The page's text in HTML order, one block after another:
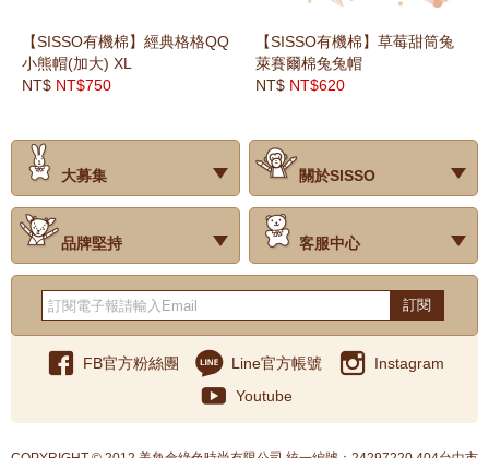
【SISSO有機棉】經典格格QQ
小熊帽(加大) XL
NT$ NT$750
【SISSO有機棉】草莓甜筒兔
萊賽爾棉兔兔帽
NT$ NT$620
大募集
‧試用評價
關於SISSO
‧公司簡介
‧品牌故事
‧會員辨法
‧最新消息
‧門市據點
‧公益捐款
品牌堅持
‧關於有機棉
‧有機棉製品洗滌方式
‧Baby搭配小常識
‧品牌堅持
‧國際認證
客服中心
‧常見問題
‧客服信箱
‧購物說明
‧訂單查詢
‧網站導覽
‧得獎名單
‧隱私權聲明
‧版權聲明
‧海外配送服務
‧反詐騙宣導
‧紅利點數說明
訂閱
FB官方粉絲團 Line官方帳號
Instagram
Youtube